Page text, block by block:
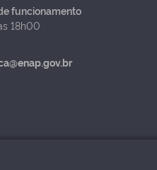
funcionamento
18h00